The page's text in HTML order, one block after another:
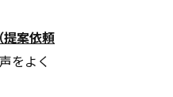
提案依頼
をよく